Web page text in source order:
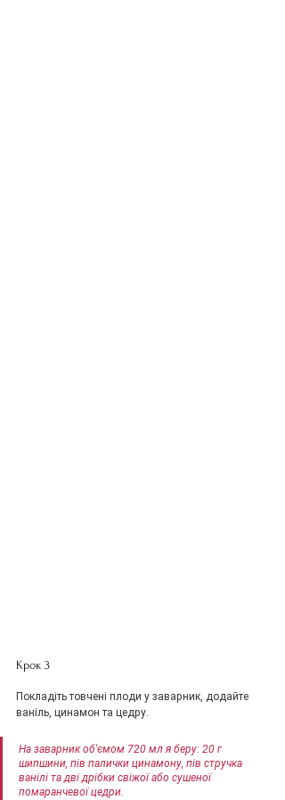
Крок 3
Покладіть товчені плоди у заварник, додайте
ваніль, цинамон та цедру.
На заварник об'ємом 720 мл я беру: 20 г
шипшини, пів палички цинамону, пів стручка
ванілі та дві дрібки свіжої або сушеної
помаранчевої цедри.